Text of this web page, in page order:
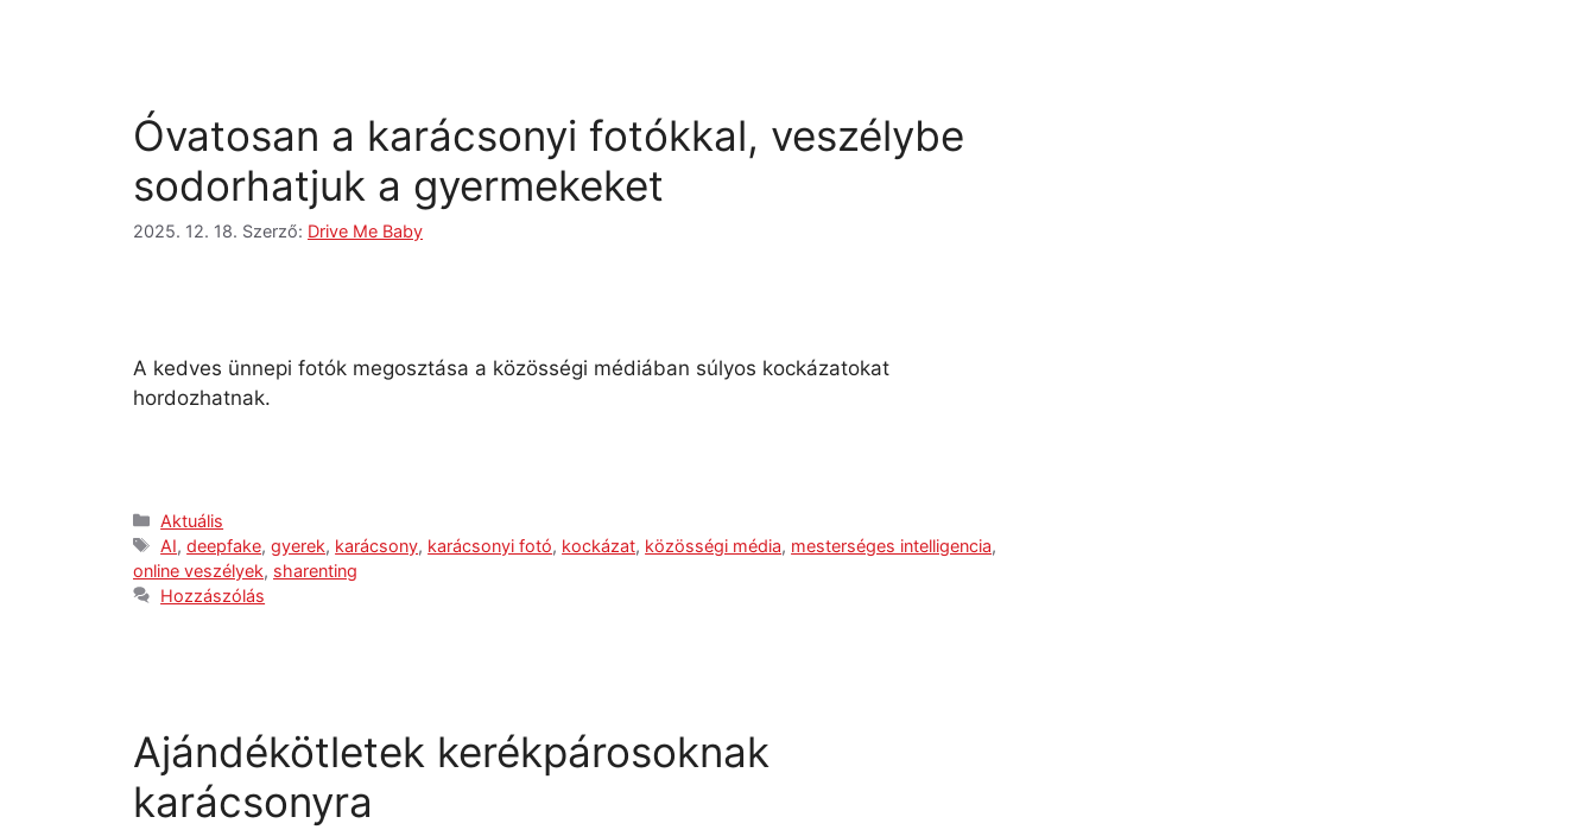
Óvatosan a karácsonyi fotókkal, veszélybe
sodorhatjuk a gyermekeket
2025. 12. 18. Szerző: Drive Me Baby
A kedves ünnepi fotók megosztása a közösségi médiában súlyos kockázatokat
hordozhatnak.
Aktuális
AI,deepfake,gyerek, karácsony, karácsonyi fotó, kockázat, közösségi média, mesterséges intelligencia,
online veszélyek, sharenting
Hozzászólás
Ajándékötletek kerékpárosoknak
karácsonyra